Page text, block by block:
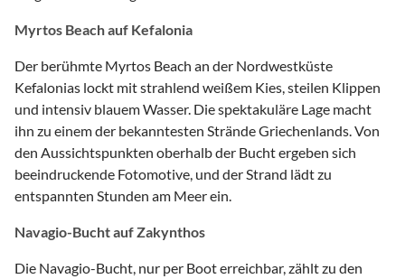
Myrtos Beach auf Kefalonia
Der berühmte Myrtos Beach an der Nordwestküste
Kefalonias lockt mit strahlend weißem Kies, steilen Klippen
und intensiv blauem Wasser. Die spektakuläre Lage macht
ihn zu einem der bekanntesten Strände Griechenlands. Von
den Aussichtspunkten oberhalb der Bucht ergeben sich
beeindruckende Fotomotive, und der Strand lädt zu
entspannten Stunden am Meer ein.
Navagio-Bucht auf Zakynthos
Die Navagio-Bucht, nur per Boot erreichbar, zählt zu den